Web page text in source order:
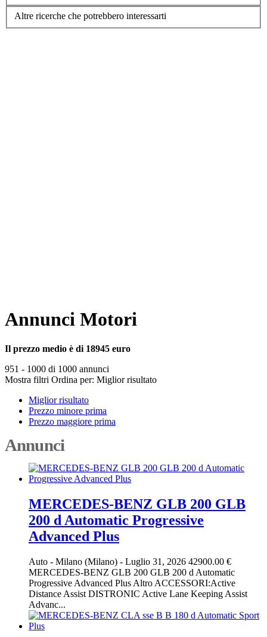
Altre ricerche che potrebbero interessarti
Annunci Motori
Il prezzo medio è di 18945 euro
951 - 1000 di 1000 annunci
Mostra filtri Ordina per: Miglior risultato
Miglior risultato
Prezzo minore prima
Prezzo maggiore prima
Annunci
MERCEDES-BENZ GLB 200 GLB
200 d Automatic Progressive
Advanced Plus
Auto - Milano (Milano) - Luglio 31, 2026 42900.00 €
MERCEDES-BENZ GLB 200 GLB 200 d Automatic
Progressive Advanced Plus Altro ACCESSORI:Active
Distance Assist DISTRONIC Active Lane Keeping Assist
Advanc...